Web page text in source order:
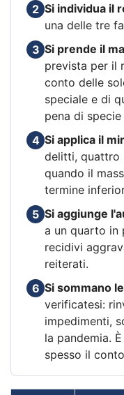
2 Si individua il
una delle tre
3 Si prende il
prevista per il
conto delle
speciale e di
pena di
4 Si applica il
delitti, quattro
quando il
termine
5 Si aggiunge
a un quarto in
recidivi
reiterati.
6 Si sommano
verificatesi:
impedimenti,
la pandemia.
spesso il